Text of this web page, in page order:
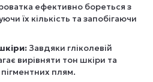
ефективно бореться з
їх кількість та запобігаючи
Завдяки гліколевій
вирівняти тон шкіри та
плям.